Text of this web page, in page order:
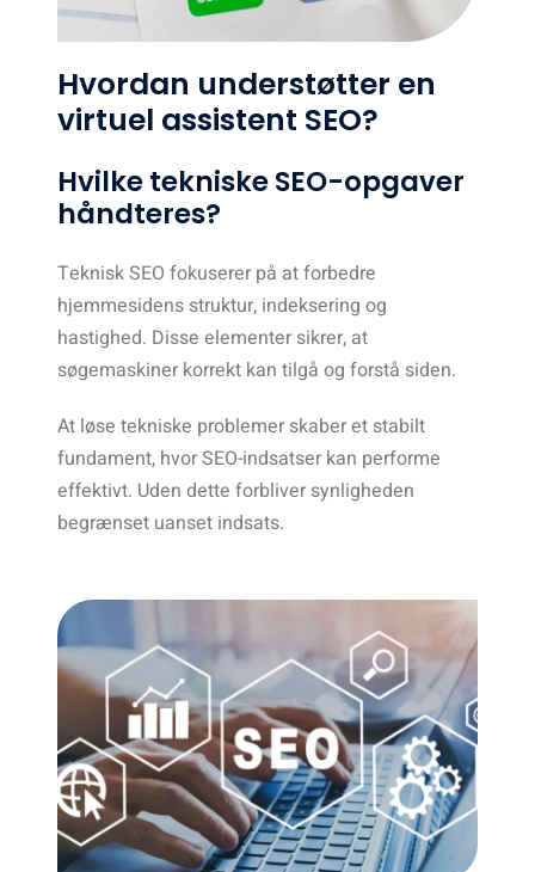
Hvordan understøtter en
virtuel assistent SEO?
Hvilke tekniske SEO-opgaver
håndteres?
Teknisk SEO fokuserer på at forbedre
hjemmesidens struktur, indeksering og
hastighed. Disse elementer sikrer, at
søgemaskiner korrekt kan tilgå og forstå siden.
At løse tekniske problemer skaber et stabilt
fundament, hvor SEO-indsatser kan performe
effektivt. Uden dette forbliver synligheden
begrænset uanset indsats.